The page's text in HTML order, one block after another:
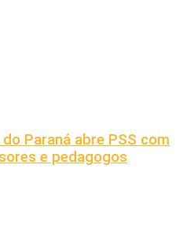
Paraná abre PSS com
e pedagogos